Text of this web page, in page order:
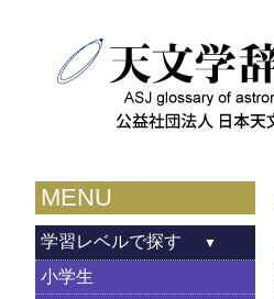
MENU
学習レベルで探す
小学生